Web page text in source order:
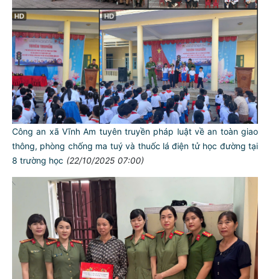
Công an xã Vĩnh Am tuyên truyền pháp luật về an toàn giao
thông, phòng chống ma tuý và thuốc lá điện tử học đường tại
8 trường học (22/10/2025 07:00)